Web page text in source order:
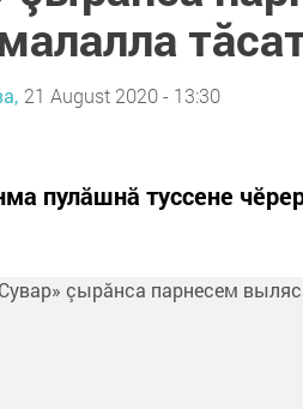
21 August 2020 - 13:30
пулăшнă туссене